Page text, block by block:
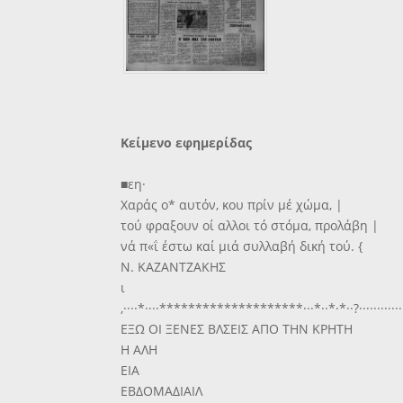
Κείμενο εφημερίδας
■εη·
Χαράς ο* αυτόν, κου πρίν μέ χώμα, |
τού φραξουν οί αλλοι τό στόμα, προλάβη |
νά π«ΐ έστω καί μιά συλλαβή δική τού. {
Ν. ΚΑΖΑΝΤΖΑΚΗΣ
ι
ΕΞΩ ΟΙ ΞΕΝΕΣ ΒΛΣΕΙΣ ΑΠΟ ΤΗΝ ΚΡΗΤΗ
Η ΑΛΗ
ΕΙΑ
ΕΒΔΟΜΑΔΙΑΙΛ